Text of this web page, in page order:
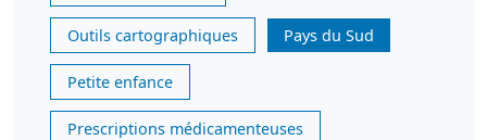
Outils cartographiques Pays du Sud
Petite enfance
Prescriptions médicamenteuses